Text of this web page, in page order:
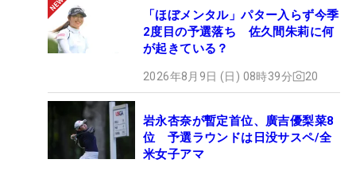
「ほぼメンタル」パター入らず今季
2度目の予選落ち 佐久間朱莉に何
が起きている？
2026年8月9日 (日) 08時39分 20
岩永杏奈が暫定首位、廣吉優梨菜8
位 予選ラウンドは日没サスペ/全
米女子アマ